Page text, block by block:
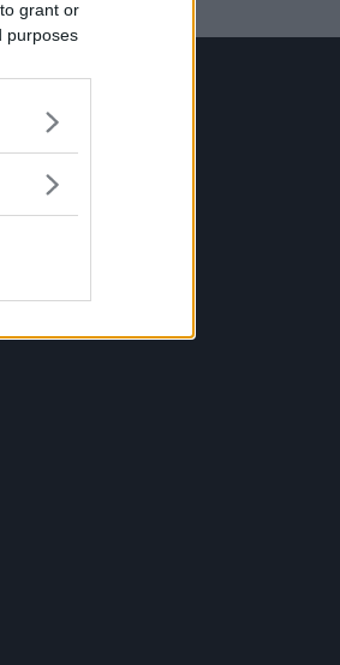
grant or
purposes